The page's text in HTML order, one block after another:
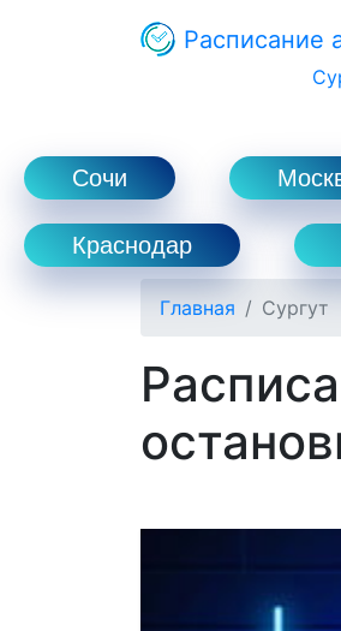
Расписание
Сочи
Краснодар
Главная Сургут